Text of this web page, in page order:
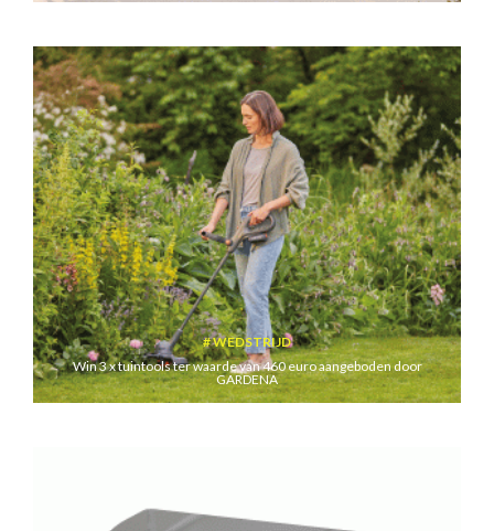
WEDSTRIJD
Win 3 x tuintools ter waarde van 460 euro aangeboden door
GARDENA